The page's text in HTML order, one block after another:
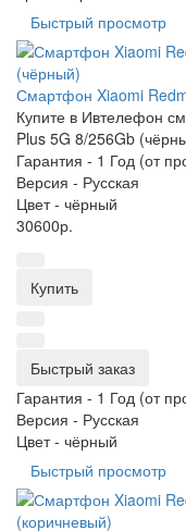
Быстрый просмотр
Смартфон Xiaomi
Купите в Ивтелефон
Plus 5G 8/256Gb
Гарантия - 1 Год (от
Версия - Русская
Цвет - чёрный
30600р.
Купить
Быстрый заказ
Гарантия - 1 Год (от
Версия - Русская
Цвет - чёрный
Быстрый просмотр